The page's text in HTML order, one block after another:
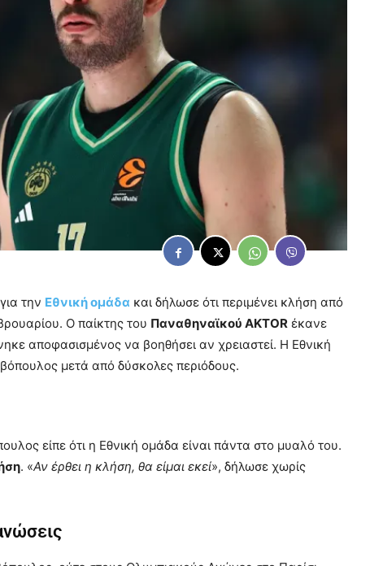
την Εθνική ομάδα και δήλωσε ότι περιμένει κλήση από
Ο παίκτης του Παναθηναϊκού AKTOR έκανε
αποφασισμένος να βοηθήσει αν χρειαστεί. Η Εθνική
μετά από δύσκολες περιόδους.
είπε ότι η Εθνική ομάδα είναι πάντα στο μυαλό του.
. «Αν έρθει η κλήση, θα είμαι εκεί», δήλωσε χωρίς